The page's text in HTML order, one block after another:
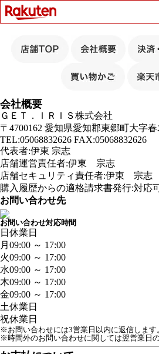
会社概要
ＧＥＴ．ＩＲＩＳ株式会社
〒4700162 愛知県愛知郡東郷町大字
TEL:05068832626 FAX:05068832626
代表者:伊東 宗志
店舗運営責任者:伊東 宗志
店舗セキュリティ責任者:伊東 宗志
購入履歴からの適格請求書発行:対応
お問い合わせ先
お問い合わせ対応時間
日 休業日
月 09:00 ～ 17:00
火09:00 ～ 17:00
水09:00 ～ 17:00
木09:00 ～ 17:00
金09:00 ～ 17:00
土休業日
祝休業日
※お問い合わせには3営業日以内に返信します
※時間外のお問い合わせに関しては翌営業日